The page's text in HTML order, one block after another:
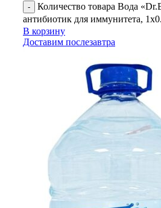
Количество товара Вода
антибиотик для иммунитета,
В корзину
Доставим послезавтра